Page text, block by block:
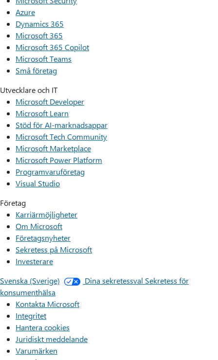
Azure
Dynamics 365
Microsoft 365
Microsoft 365 Copilot
Microsoft Teams
Små företag
Utvecklare och IT
Microsoft Developer
Microsoft Learn
Stöd för AI-marknadsappar
Microsoft Tech Community
Microsoft Marketplace
Microsoft Power Platform
Programvaruföretag
Visual Studio
Företag
Karriärmöjligheter
Om Microsoft
Företagsnyheter
Sekretess på Microsoft
Investerare
Svenska (Sverige)
Dina sekretessval Sekretess för
konsumenthälsa
Kontakta Microsoft
Integritet
Hantera cookies
Juridiskt meddelande
Varumärken